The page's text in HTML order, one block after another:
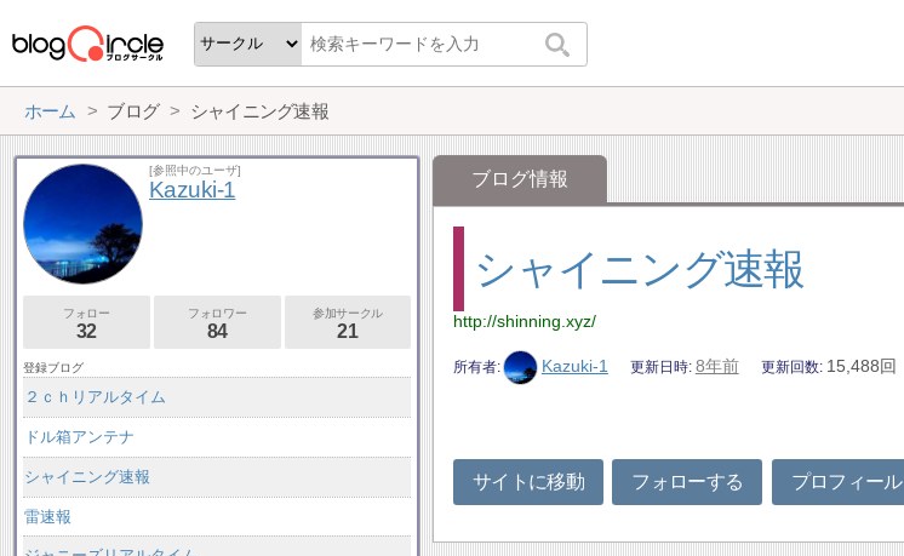
ホーム ブログ シャイニング速報
ブログ情報
シャイニング速報
http://shinning.xyz/
所有者 Kazuki-1 更新日時 8年前 更新回数 15,488回
サイトに移動 フォローする プロフィール
[参照中のユーザ]
Kazuki-1
フォロー
32
フォロワー
84
参加サークル
21
登録ブログ
２ｃｈリアルタイム
ドル箱アンテナ
シャイニング速報
雷速報